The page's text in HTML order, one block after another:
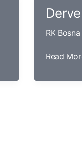
RK
Derventa
Bosna
Read